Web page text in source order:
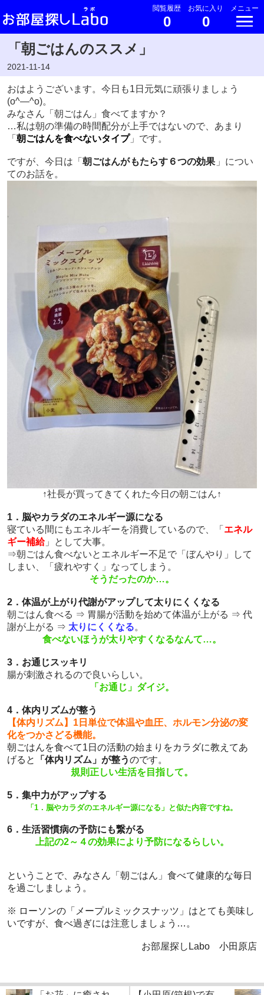
閲覧履歴
0
お気に入り
0
メニュー
「朝ごはんのススメ」
2021-11-14
おはようございます。今日も1日元気に頑張りましょう
(o^―^o)。
みなさん「朝ごはん」食べてますか？
…私は朝の準備の時間配分が上手ではないので、あまり
「 朝ごはんを食べないタイプ」です。
ですが、今日は「 朝ごはんがもたらす６つの効果 」につい
てのお話を。
↑社長が買ってきてくれた今日の朝ごはん↑
1．脳やカラダのエネルギー源になる
寝ている間にもエネルギーを消費しているので、「 エネル
ギー補給」として大事。
⇒朝ごはん食べないとエネルギー不足で「ぼんやり」して
しまい、「疲れやすく」なってしまう。
そうだったのか…。
2．体温が上がり代謝がアップして太りにくくなる
朝ごはん食べる ⇒ 胃腸が活動を始めて体温が上がる ⇒ 代
謝が上がる ⇒ 太りにくくなる。
食べないほうが太りやすくなるなんて…。
3．お通じスッキリ
腸が刺激されるので良いらしい。
「お通じ」ダイジ。
4．体内リズムが整う
【体内リズム】1日単位で体温や血圧、ホルモン分泌の変
化をつかさどる機能。
朝ごはんを食べて1日の活動の始まりをカラダに教えてあ
げると
「体内リズム」が整うのです。
規則正しい生活を目指して。
5．集中力がアップする
「1．脳やカラダのエネルギー源になる 」と似た内容ですね。
6．生活習慣病の予防にも繋がる
上記の2～４の効果により予防になるらしい。
ということで、みなさん「朝ごはん」食べて健康的な毎日
を過ごしましょう。
※ ローソンの「メープルミックスナッツ」はとても美味し
いですが、食べ過ぎには注意しましょう…。
お部屋探しLabo 小田原店